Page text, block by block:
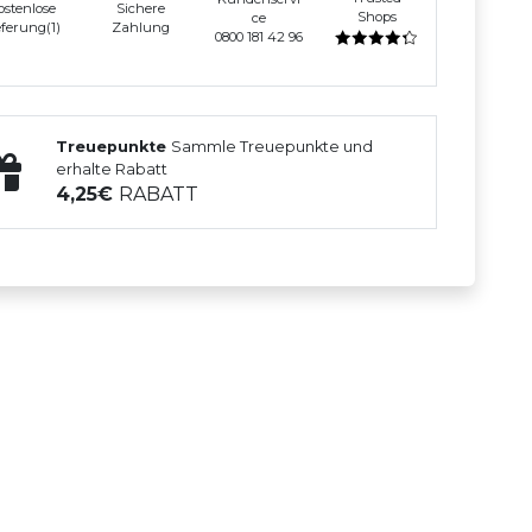
Sichere
Zahlung
ce
0800 181 42 96
Shops
Treuepunkte Sammle Treuepunkte und
erhalte Rabatt
4,25 RABATT